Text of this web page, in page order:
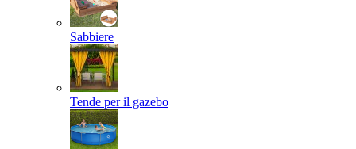
Sabbiere
Tende per il gazebo